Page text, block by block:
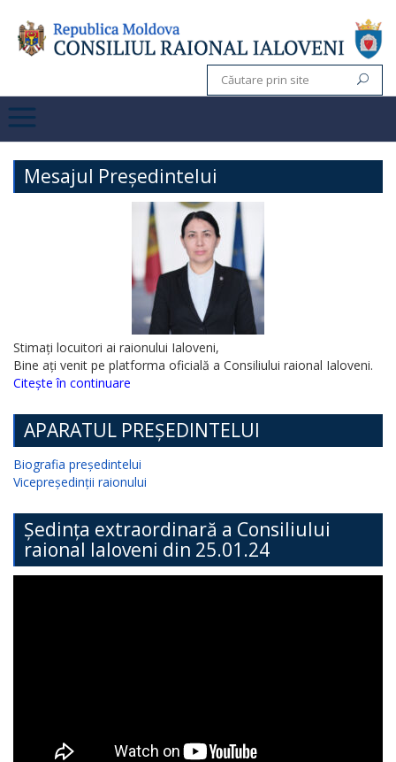
Mesajul Președintelui
Stimați locuitori ai raionului Ialoveni,
Bine ați venit pe platforma oficială a Consiliului raional Ialoveni.
Citește în continuare
APARATUL PREȘEDINTELUI
Biografia președintelui
Vicepreședinții raionului
Ședința extraordinară a Consiliului
raional Ialoveni din 25.01.24